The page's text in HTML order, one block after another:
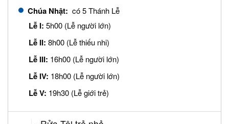
Chúa Nhật: có 5 Thánh Lễ
Lễ I: 5h00 (Lễ người lớn)
Lễ II: 8h00 (Lễ thiếu nhi)
Lễ III: 16h00 (Lễ người lớn)
Lễ IV: 18h00 (Lễ người lớn)
Lễ V: 19h30 (Lễ giới trẻ)